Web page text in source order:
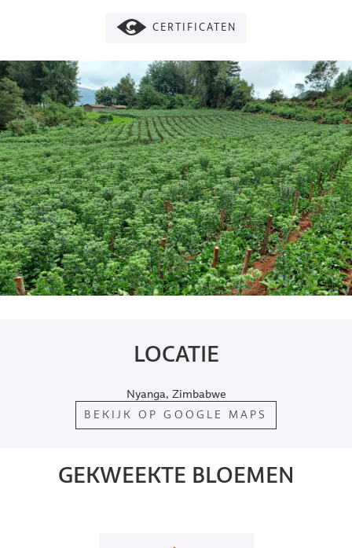
CERTIFICATEN
LOCATIE
Nyanga, Zimbabwe
BEKIJK OP GOOGLE MAPS
GEKWEEKTE BLOEMEN